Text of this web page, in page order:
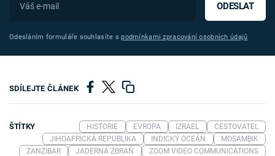
ODESLAT
Odesláním formuláře souhlasíte spodmínkami zpracování osobních údajů
SDÍLEJTE ČLÁNEK
ŠTÍTKY HISTORIE EVROPA IZRAEL
CESTOVATEL
JIHOAFRICKÁ REPUBLIKA
INDICKÝ OCEÁN
MOSAMBIK
ZANZIBAR
JADERNÁ ZBRAŇ ZOOM VIDEO COMMUNICATIONS